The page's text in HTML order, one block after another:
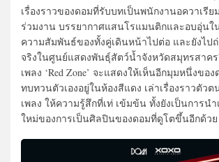
เรื่องราวของดอมที่รับบทเป็นพนักงานอควาเรี
ร่วมงาน บรรยากาศแสนโรแมนติกและอบอุ่นใ
ความสัมพันธ์ของทั้งคู่เดินหน้าไปต่อ และยังไป
จริงในศูนย์แสดงพันธุ์สัตว์น้ำจังหวัดสมุทรสาค
เพลง ‘Red Zone’ จะแสดงให้เห็นอีกมุมหนึ่งขอ
ทบทวนตัวเองอยู่ในห้องสีแดง เล่าเรื่องราวตัว
เพลง ให้ความรู้สึกที่เท่ เข้มข้น ทั้งยังเป็นการน
ใหม่ของการเป็นศิลปินของดอมที่ดูโตขึ้นอีกด้วย